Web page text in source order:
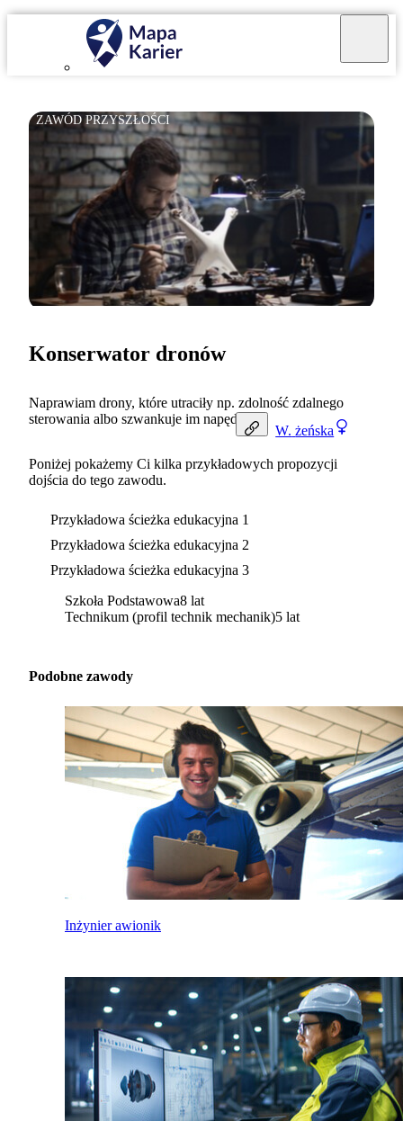
ZAWÓD PRZYSZŁOŚCI
W. żeńska
Konserwator dronów
Naprawiam drony, które utraciły np. zdolność zdalnego
sterowania albo szwankuje im napęd.
Poniżej pokażemy Ci kilka przykładowych propozycji
dojścia do tego zawodu.
Przykładowa ścieżka edukacyjna 1
Przykładowa ścieżka edukacyjna 2
Przykładowa ścieżka edukacyjna 3
Szkoła Podstawowa8 lat
Technikum (profil technik mechanik)5 lat
Podobne zawody
Inżynier awionik